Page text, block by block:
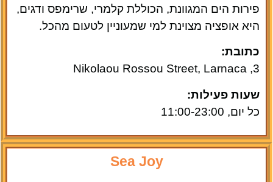
פירות הים המגוונת, הכוללת קלמרי, שרימפס ודגים,
היא אופציה מצוינת למי שמעוניין לטעום מהכל.
כתובת:
3, Nikolaou Rossou Street, Larnaca
שעות פעילות:
כל יום, 11:00-23:00
Sea Joy